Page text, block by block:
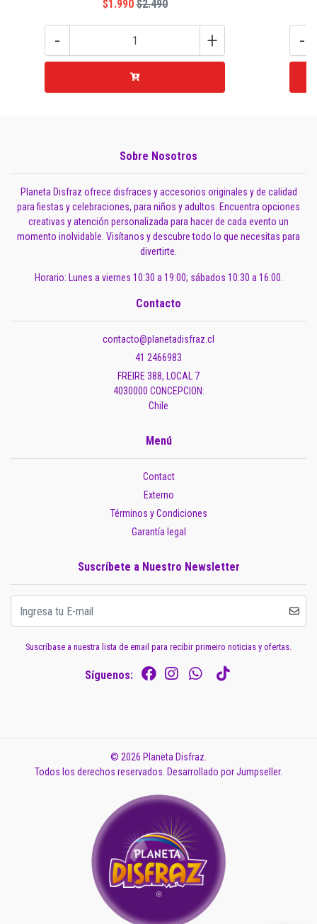
$1.990 $2.490
- + -
Sobre Nosotros
Planeta Disfraz ofrece disfraces y accesorios originales y de calidad
para fiestas y celebraciones, para niños y adultos. Encuentra opciones
creativas y atención personalizada para hacer de cada evento un
momento inolvidable. Visítanos y descubre todo lo que necesitas para
divertirte.
Horario: Lunes a viernes 10:30 a 19:00; sábados 10:30 a 16:00.
Contacto
contacto@planetadisfraz.cl
41 2466983
FREIRE 388, LOCAL 7
4030000 CONCEPCION:
Chile
Menú
Contact
Externo
Términos y Condiciones
Garantía legal
Suscríbete a Nuestro Newsletter
Suscríbase a nuestra lista de email para recibir primeiro noticias y ofertas.
Síguenos:
© 2026 Planeta Disfraz.
Todos los derechos reservados. Desarrollado por Jumpseller.